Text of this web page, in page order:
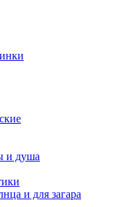
и душа
и для загара